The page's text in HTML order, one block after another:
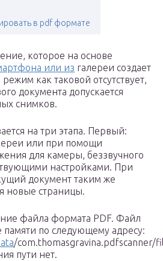
в pdf формате
которое на основе
или из галереи создает
как таковой отсутствует,
документа допускается
снимков.
на три этапа. Первый:
или при помощи
для камеры, беззвучного
настройками. При
документ таким же
новые страницы.
файла формата PDF. Файл
памяти по следующему адресу:
/com.thomasgravina.pdfscanner/
пути нет.